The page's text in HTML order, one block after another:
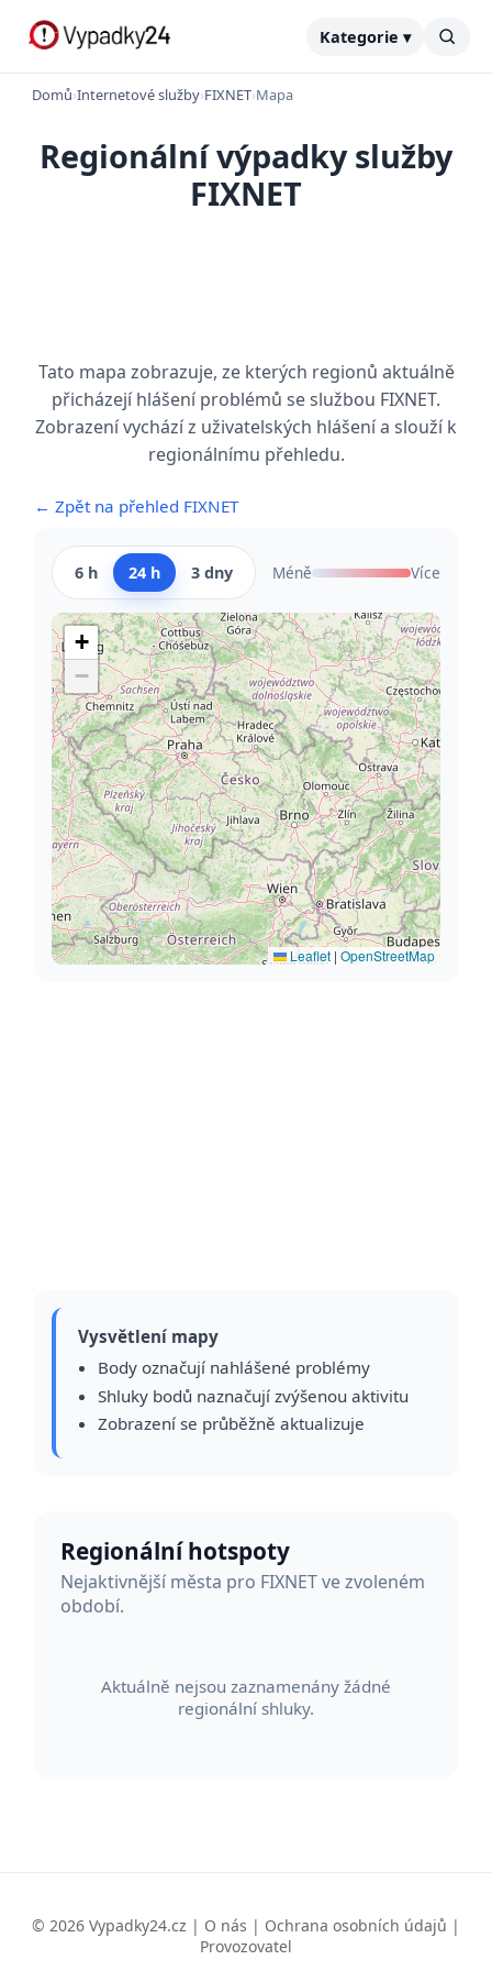
Kategorie ▾
Domů›Internetové služby›FIXNET›Mapa
Regionální výpadky služby
FIXNET
Tato mapa zobrazuje, ze kterých regionů aktuálně
přicházejí hlášení problémů se službou FIXNET.
Zobrazení vychází z uživatelských hlášení a slouží k
regionálnímu přehledu.
← Zpět na přehled FIXNET
6 h 24 h 3 dny Méně Více
+
−
Leaflet | OpenStreetMap
Vysvětlení mapy
Body označují nahlášené problémy
Shluky bodů naznačují zvýšenou aktivitu
Zobrazení se průběžně aktualizuje
Regionální hotspoty
Nejaktivnější města pro FIXNET ve zvoleném
období.
Aktuálně nejsou zaznamenány žádné
regionální shluky.
© 2026 Vypadky24.cz | O nás | Ochrana osobních údajů |
Provozovatel